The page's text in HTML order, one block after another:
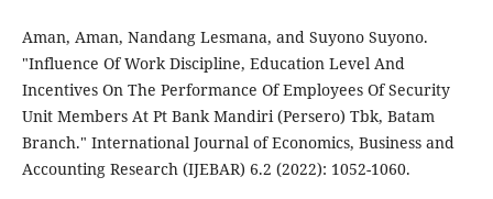
Aman, Aman, Nandang Lesmana, and Suyono Suyono.
"Influence Of Work Discipline, Education Level And
Incentives On The Performance Of Employees Of Security
Unit Members At Pt Bank Mandiri (Persero) Tbk, Batam
Branch." International Journal of Economics, Business and
Accounting Research (IJEBAR) 6.2 (2022): 1052-1060.